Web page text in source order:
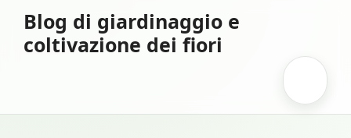
contenuto
Blog di giardinaggio e
coltivazione dei fiori